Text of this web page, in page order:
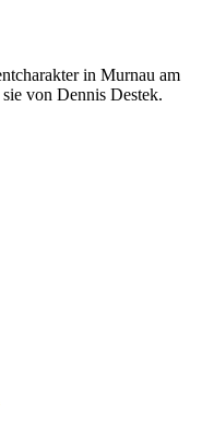
in Murnau am
von Dennis Destek.